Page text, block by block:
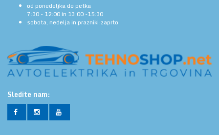
od ponedeljka do petka
7:30 - 12:00 in 13:00 -15:30
sobota, nedelja in prazniki:zaprto
Sledite nam: